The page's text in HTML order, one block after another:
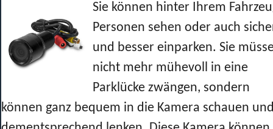
Sie können hinter Ihrem
Personen sehen oder auch
und besser einparken. Sie
nicht mehr mühevoll in eine
Parklücke zwängen, sondern
können ganz bequem in die Kamera schauen